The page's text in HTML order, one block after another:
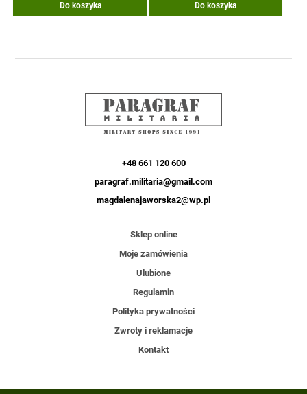
Do koszyka Do koszyka
+48 661 120 600
paragraf.militaria@gmail.com
magdalenajaworska2@wp.pl
Sklep online
Moje zamówienia
Ulubione
Regulamin
Polityka prywatności
Zwroty i reklamacje
Kontakt